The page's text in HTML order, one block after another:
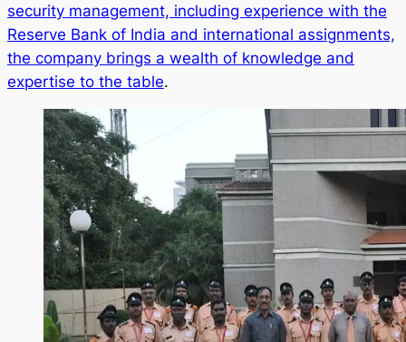
security management, including experience with the
Reserve Bank of India and international assignments,
the company brings a wealth of knowledge and
expertise to the table.